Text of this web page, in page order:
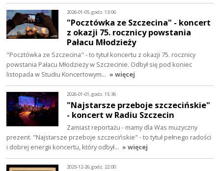
2026-01-05, godz. 13:06
"Pocztówka ze Szczecina" - koncert
z okazji 75. rocznicy powstania
Pałacu Młodzieży
"Pocztówka ze Szczecina" - to tytuł koncertu z okazji 75. rocznicy
powstania Pałacu Młodzieży w Szczecinie. Odbył się pod koniec
listopada w Studiu Koncertowym… » więcej
2026-01-01, godz. 15:36
"Najstarsze przeboje szczecińskie"
- koncert w Radiu Szczecin
Zamiast reportażu - mamy dla Was muzyczny
prezent. "Najstarsze przeboje szczecińskie" - to tytuł pełnego radości
i dobrej energii koncertu, który odbył… » więcej
2025-12-26, godz. 22:00